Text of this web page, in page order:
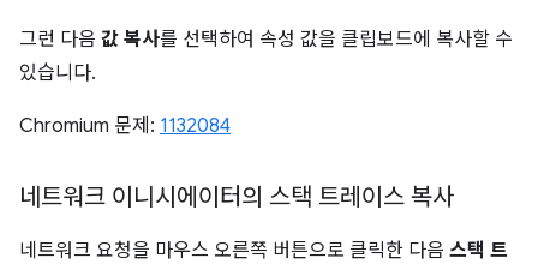
그런 다음 값 복사를 선택하여 속성 값을 클립보드에 복사할 수
있습니다.
Chromium 문제: 1132084
네트워크 이니시에이터의 스택 트레이스 복사
네트워크 요청을 마우스 오른쪽 버튼으로 클릭한 다음 스택 트